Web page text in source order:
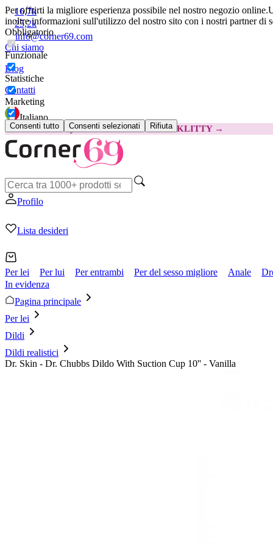
Per offrirti la migliore esperienza possibile nel nostro negozio online.
inoltre informazioni sull'utilizzo del nostro sito con i nostri partner di
Obbligatorio
Funzionale
Statistiche
Marketing
Consenti tutto Consenti selezionati Rifiuta
16,7k
25,2k
info@corner69.com
Chi siamo
Blog
Contatti
Italiano
😽Svakom Klitty: 15 € IN MENO Codice: KLITTY →
Profilo
Lista desideri
Per lei Per lui Per entrambi Per del sesso migliore Anale
In evidenza
Pagina principale
Per lei
Dildi
Dildi realistici
Dr. Skin - Dr. Chubbs Dildo With Suction Cup 10'' - Vanilla